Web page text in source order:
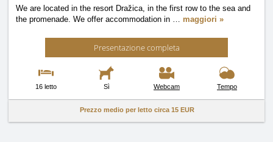
We are located in the resort Dražica, in the first row to the sea and
the promenade. We offer accommodation in … maggiori »
Presentazione completa
16 letto Sì Webcam Tempo
Prezzo medio per letto circa 15 EUR